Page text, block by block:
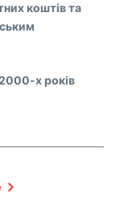
коштів та
х років